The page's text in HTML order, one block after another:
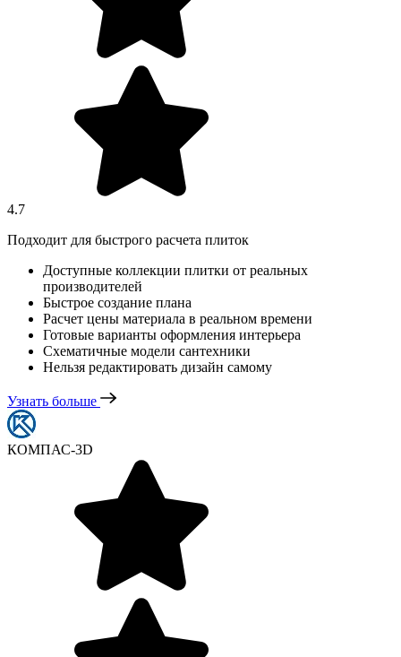
4.7
Подходит для быстрого расчета плиток
Доступные коллекции плитки от реальных
производителей
Быстрое создание плана
Расчет цены материала в реальном времени
Готовые варианты оформления интерьера
Схематичные модели сантехники
Нельзя редактировать дизайн самому
Узнать больше
КОМПАС-3D